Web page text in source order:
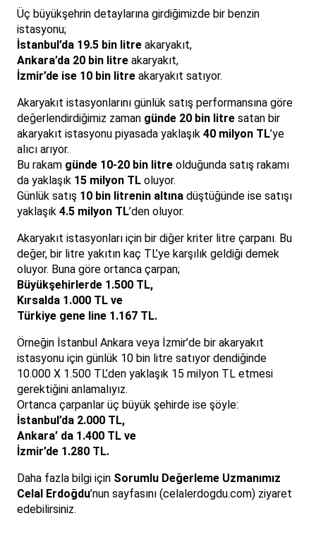
Üç büyükşehrin detaylarına girdiğimizde bir benzin
istasyonu;
İstanbul’da 19.5 bin litre akaryakıt,
Ankara’da 20 bin litre akaryakıt,
İzmir’de ise 10 bin litre akaryakıt satıyor.
Akaryakıt istasyonlarını günlük satış performansına göre
değerlendirdiğimiz zaman günde 20 bin litre satan bir
akaryakıt istasyonu piyasada yaklaşık 40 milyon TL’ye
alıcı arıyor.
Bu rakam günde 10-20 bin litre olduğunda satış rakamı
da yaklaşık 15 milyon TL oluyor.
Günlük satış 10 bin litrenin altına düştüğünde ise satışı
yaklaşık 4.5 milyon TL’den oluyor.
Akaryakıt istasyonları için bir diğer kriter litre çarpanı. Bu
değer, bir litre yakıtın kaç TL’ye karşılık geldiği demek
oluyor. Buna göre ortanca çarpan;
Büyükşehirlerde 1.500 TL,
Kırsalda 1.000 TL ve
Türkiye gene line 1.167 TL.
Örneğin İstanbul Ankara veya İzmir’de bir akaryakıt
istasyonu için günlük 10 bin litre satıyor dendiğinde
10.000 X 1.500 TL’den yaklaşık 15 milyon TL etmesi
gerektiğini anlamalıyız.
Ortanca çarpanlar üç büyük şehirde ise şöyle:
İstanbul’da 2.000 TL,
Ankara’ da 1.400 TL ve
İzmir’de 1.280 TL.
Daha fazla bilgi için Sorumlu Değerleme Uzmanımız
Celal Erdoğdu’nun sayfasını (celalerdogdu.com) ziyaret
edebilirsiniz.